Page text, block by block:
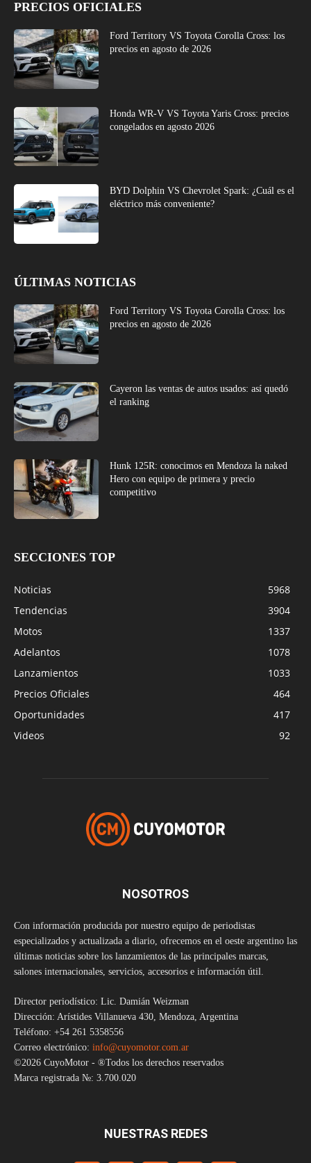
PRECIOS OFICIALES
Ford Territory VS Toyota Corolla Cross: los
precios en agosto de 2026
Honda WR-V VS Toyota Yaris Cross: precios
congelados en agosto 2026
BYD Dolphin VS Chevrolet Spark: ¿Cuál es el
eléctrico más conveniente?
ÚLTIMAS NOTICIAS
Ford Territory VS Toyota Corolla Cross: los
precios en agosto de 2026
Cayeron las ventas de autos usados: así quedó
el ranking
Hunk 125R: conocimos en Mendoza la naked
Hero con equipo de primera y precio
competitivo
SECCIONES TOP
Noticias
5968
Tendencias
3904
Motos
1337
Adelantos
1078
Lanzamientos
1033
Precios Oficiales
464
Oportunidades
417
Videos
92
NOSOTROS
Con información producida por nuestro equipo de periodistas
especializados y actualizada a diario, ofrecemos en el oeste argentino las
últimas noticias sobre los lanzamientos de las principales marcas,
salones internacionales, servicios, accesorios e información útil.
Director periodístico: Lic. Damián Weizman
Dirección: Arístides Villanueva 430, Mendoza, Argentina
Teléfono: +54 261 5358556
Correo electrónico: info@cuyomotor.com.ar
©2026 CuyoMotor - ®Todos los derechos reservados
Marca registrada №: 3.700.020
NUESTRAS REDES